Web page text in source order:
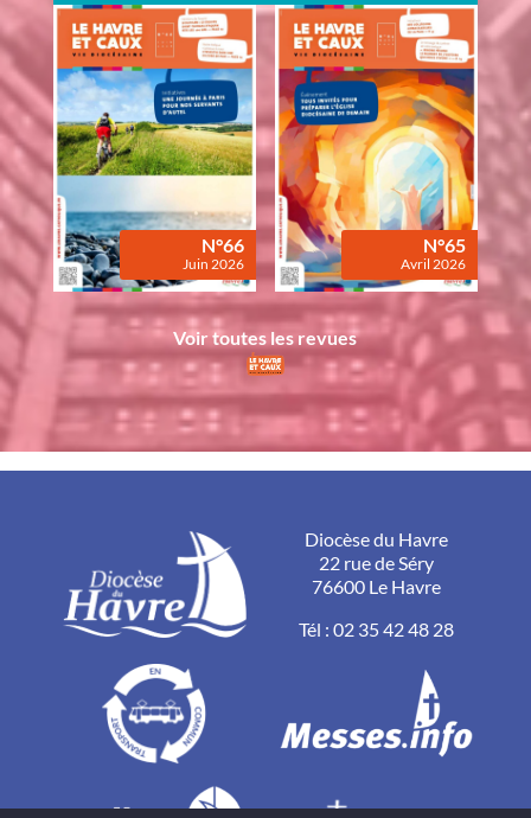
N°66
Juin 2026
N°65
Avril 2026
Voir toutes les revues
Diocèse du Havre
22 rue de Séry
76600 Le Havre
Tél :02 35 42 48 28